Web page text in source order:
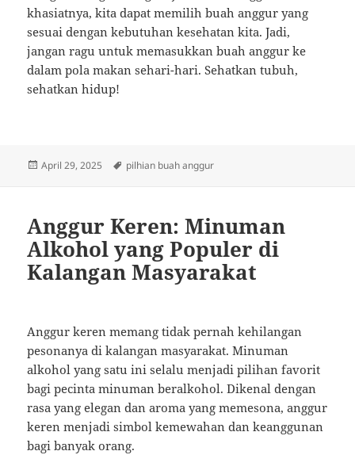
khasiatnya, kita dapat memilih buah anggur yang
sesuai dengan kebutuhan kesehatan kita. Jadi,
jangan ragu untuk memasukkan buah anggur ke
dalam pola makan sehari-hari. Sehatkan tubuh,
sehatkan hidup!
Posted
April 29, 2025 Tags
pilhian buah anggur
Anggur Keren: Minuman
Alkohol yang Populer di
Kalangan Masyarakat
Anggur keren memang tidak pernah kehilangan
pesonanya di kalangan masyarakat. Minuman
alkohol yang satu ini selalu menjadi pilihan favorit
bagi pecinta minuman beralkohol. Dikenal dengan
rasa yang elegan dan aroma yang memesona, anggur
keren menjadi simbol kemewahan dan keanggunan
bagi banyak orang.